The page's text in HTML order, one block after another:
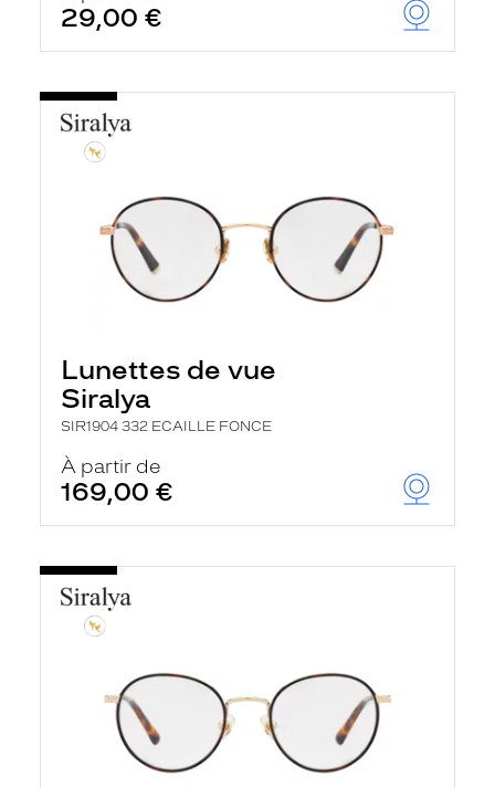
29,00 €
Lunettes de vue
Siralya
SIR1904 332 ECAILLE FONCE
À partir de
169,00 €